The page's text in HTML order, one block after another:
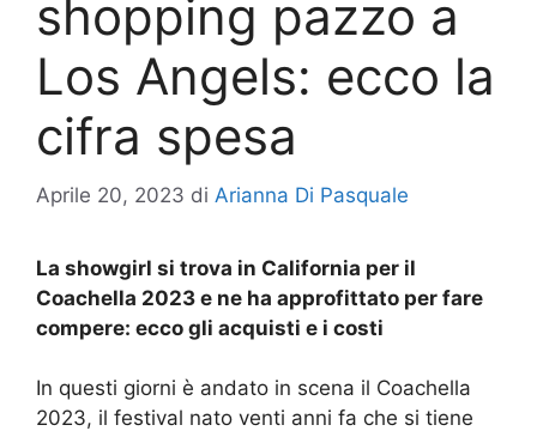
shopping pazzo a
Los Angels: ecco la
cifra spesa
Aprile 20, 2023 di Arianna Di Pasquale
La showgirl si trova in California per il
Coachella 2023 e ne ha approfittato per fare
compere: ecco gli acquisti e i costi
In questi giorni è andato in scena il Coachella
2023, il festival nato venti anni fa che si tiene